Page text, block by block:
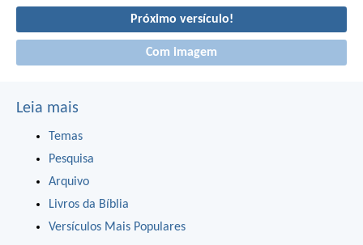
Próximo versículo!
Com imagem
Leia mais
Temas
Pesquisa
Arquivo
Livros da Bíblia
Versículos Mais Populares